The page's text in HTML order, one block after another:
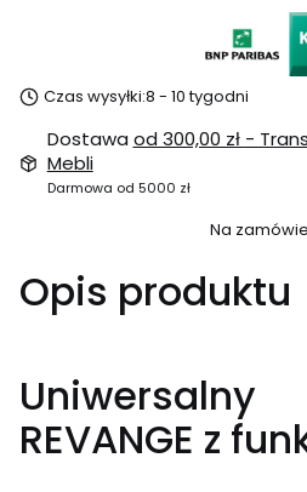
Czas wysyłki:8 - 10 tygodni
Dostawa od 300,00 zł -
Mebli
Darmowa od 5000 zł
Na
Opis produktu
REVANGE z